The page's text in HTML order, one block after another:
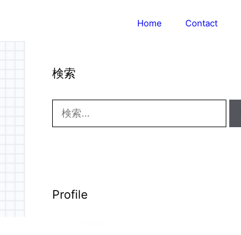
Home Contact
検索
索:
Profile